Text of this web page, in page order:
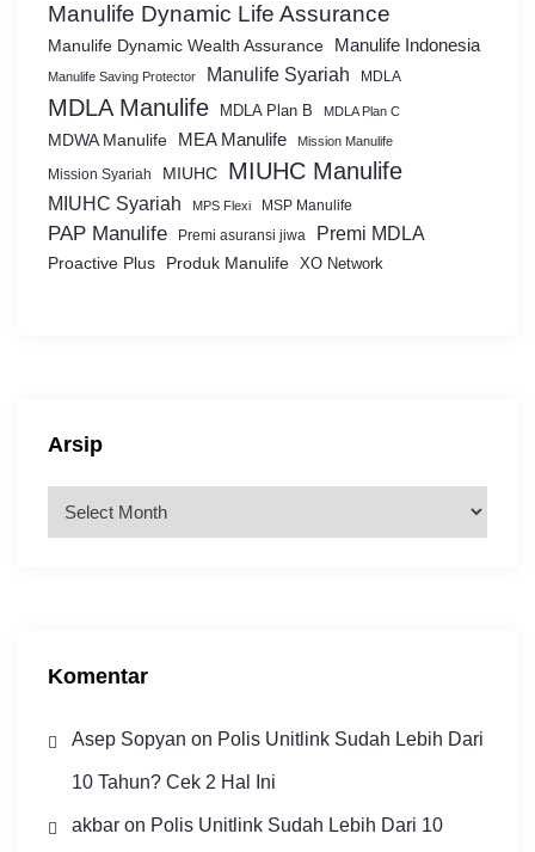
Manulife Dynamic Life Assurance
Manulife Dynamic Wealth Assurance Manulife Indonesia
Manulife Saving Protector Manulife Syariah MDLA
MDLA Manulife MDLA Plan B MDLA Plan C
MDWA Manulife MEA Manulife Mission Manulife
Mission Syariah MIUHC MIUHC Manulife
MIUHC Syariah MPS Flexi MSP Manulife
PAP Manulife Premi asuransi jiwa Premi MDLA
Proactive Plus Produk Manulife XO Network
Arsip
Komentar
Asep Sopyan on Polis Unitlink Sudah Lebih Dari
10 Tahun? Cek 2 Hal Ini
akbaron Polis Unitlink Sudah Lebih Dari 10